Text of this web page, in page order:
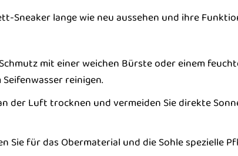
Sneaker lange wie neu aussehen und ihre
mit einer weichen Bürste oder einem
reinigen.
der Luft trocknen und vermeiden Sie direkte
Sie für das Obermaterial und die Sohle spezielle